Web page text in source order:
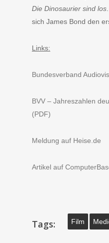
Die Dinosaurier sind los
sich James Bond den
Links:
Bundesverband
BVV – Jahreszahlen
(PDF)
Meldung auf Heise.de
Artikel auf
Tags: Film